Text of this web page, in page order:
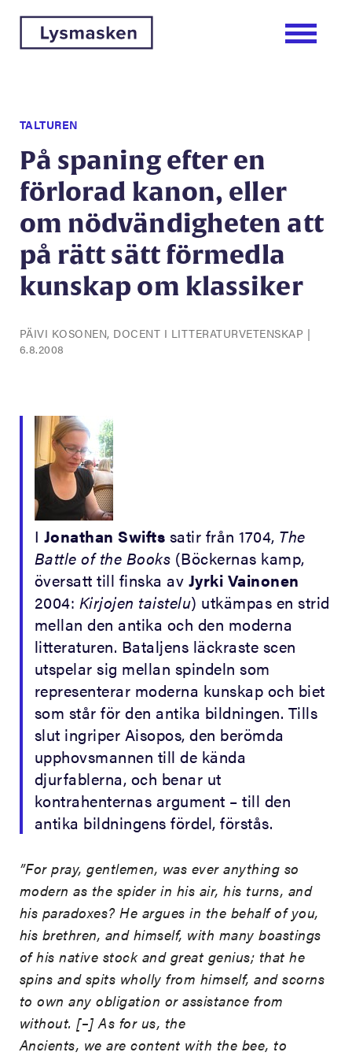
TALTUREN
På spaning efter en
förlorad kanon, eller
om nödvändigheten att
på rätt sätt förmedla
kunskap om klassiker
PÄIVI KOSONEN, DOCENT I LITTERATURVETENSKAP |
6.8.2008
I Jonathan Swifts satir från 1704, The
Battle of the Books (Böckernas kamp,
översatt till finska av Jyrki Vainonen
2004: Kirjojen taistelu) utkämpas en strid
mellan den antika och den moderna
litteraturen. Bataljens läckraste scen
utspelar sig mellan spindeln som
representerar moderna kunskap och biet
som står för den antika bildningen. Tills
slut ingriper Aisopos, den berömda
upphovsmannen till de kända
djurfablerna, och benar ut
kontrahenternas argument – till den
antika bildningens fördel, förstås.
”For pray, gentlemen, was ever anything so
modern as the spider in his air, his turns, and
his paradoxes? He argues in the behalf of you,
his brethren, and himself, with many boastings
of his native stock and great genius; that he
spins and spits wholly from himself, and scorns
to own any obligation or assistance from
without. [–] As for us, the
Ancients, we are content with the bee, to